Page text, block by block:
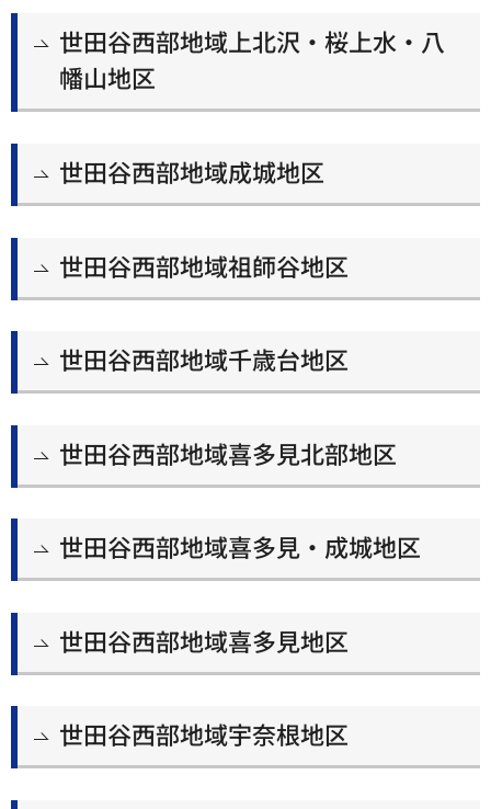
世田谷西部地域上北沢・桜上水・八
幡山地区
世田谷西部地域成城地区
世田谷西部地域祖師谷地区
世田谷西部地域千歳台地区
世田谷西部地域喜多見北部地区
世田谷西部地域喜多見・成城地区
世田谷西部地域喜多見地区
世田谷西部地域宇奈根地区